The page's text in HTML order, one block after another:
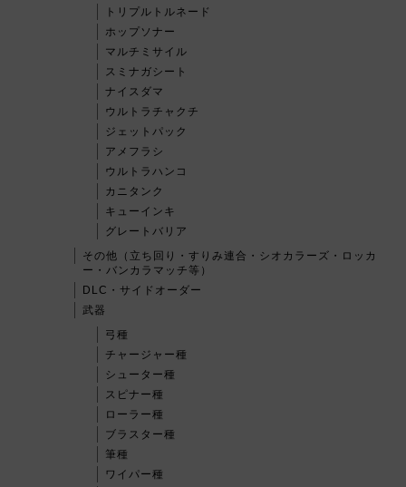
トリプルトルネード
ホップソナー
マルチミサイル
スミナガシート
ナイスダマ
ウルトラチャクチ
ジェットパック
アメフラシ
ウルトラハンコ
カニタンク
キューインキ
グレートバリア
その他（立ち回り・すりみ連合・シオカラーズ・ロッカ
ー・バンカラマッチ等）
DLC・サイドオーダー
武器
弓種
チャージャー種
シューター種
スピナー種
ローラー種
ブラスター種
筆種
ワイパー種